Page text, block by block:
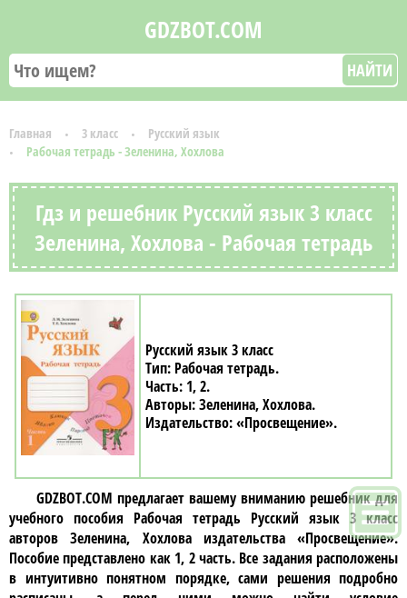
GDZBOT.COM
НАЙТИ
Главная 3 класс
Русский язык
Рабочая тетрадь - Зеленина, Хохлова
Гдз и решебник Русский язык 3 класс
Зеленина, Хохлова - Рабочая тетрадь
Русский язык 3 класс
Рабочая тетрадь
1, 2
Зеленина, Хохлова
«Просвещение»
GDZBOT.COM предлагает вашему вниманию решебник для
учебного пособия Рабочая тетрадь Русский язык 3 класc
авторов Зеленина, Хохлова издательства «Просвещение».
Пособие представлено как 1, 2 часть. Все задания расположены
в интуитивно понятном порядке, сами решения подробно